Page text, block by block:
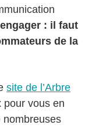
: il faut
de la
site de l’Arbre
pour vous en
nombreuses